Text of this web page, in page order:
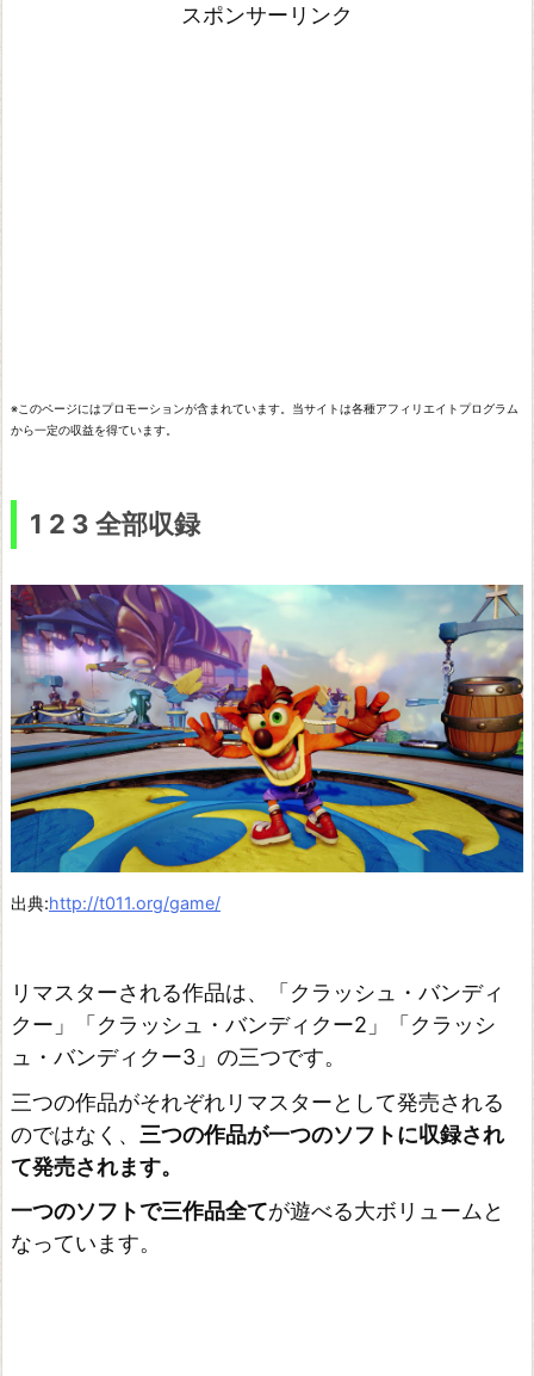
プ
そ
情
報
最
後
に
スポンサーリンク
※このページにはプロモーションが含まれています。当サイトは各種アフィリエイトプログラム
から一定の収益を得ています。
1 2 3 全部収録
出典:http://t011.org/game/
リマスターされる作品は、「クラッシュ・バンディ
クー」「クラッシュ・バンディクー2」「クラッシ
ュ・バンディクー3」の三つです。
三つの作品がそれぞれリマスターとして発売される
のではなく、 三つの作品が一つのソフトに収録され
て発売されます。
一つのソフトで三作品全てが遊べる大ボリュームと
なっています。